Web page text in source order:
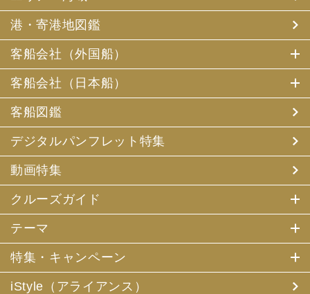
港・寄港地図鑑
客船会社（外国船）
客船会社（日本船）
客船図鑑
デジタルパンフレット特集
動画特集
クルーズガイド
テーマ
特集・キャンペーン
iStyle（アライアンス）